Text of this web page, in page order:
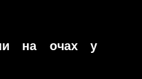
на очах у